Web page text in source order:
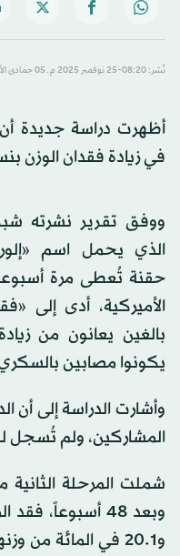
نُشر: 08:20-25 نوفمبر 2025 م ـ 05 جمادى الآخرة 1447 هـ
أظهرت دراسة جديدة
في زيادة فقدان الوزن بنسبة تصل
ووفق تقرير نشرته
حقنة تُعطى مرة
الأميركية، أدى إلى
بالغين يعانون من
يكونوا مصابين
وأشارت الدراسة إلى أن
المشاركين، ولم تُسجل